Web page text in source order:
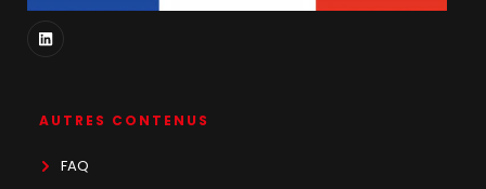
AUTRES CONTENUS
FAQ